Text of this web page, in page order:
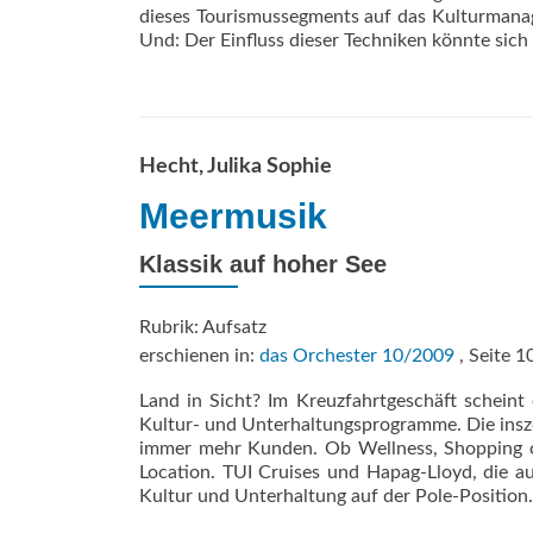
dieses Tourismussegments auf das
Und: Der Einfluss dieser Techniken könnte
Hecht, Julika Sophie
Meermusik
Klassik auf hoher See
Rubrik: Aufsatz
erschienen in: das Orchester 10/2009 , Seite
Land in Sicht? Im Kreuzfahrtgeschäft
Kultur- und Unterhaltungsprogramme. Die
immer mehr Kunden. Ob Wellness,
Location. TUI Cruises und Hapag-Lloyd, die
Kultur und Unterhaltung auf der Pole-Position.